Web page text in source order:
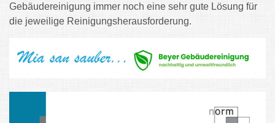
Gebäudereinigung immer noch eine sehr gute Lösung für
die jeweilige Reinigungsherausforderung.